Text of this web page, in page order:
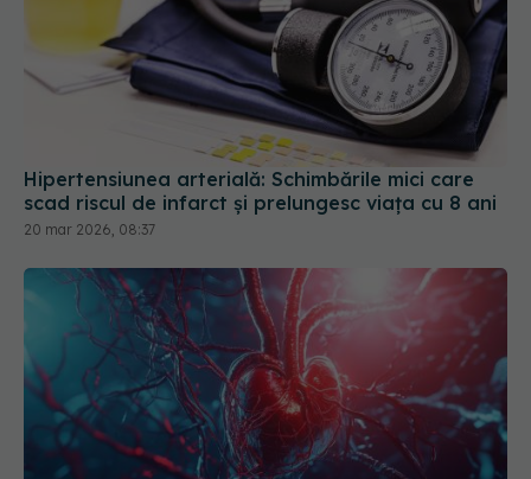
Hipertensiunea arterială: Schimbările mici care
scad riscul de infarct și prelungesc viața cu 8 ani
Particula ascunsă din sânge care crește riscul de
accident vascular și deces